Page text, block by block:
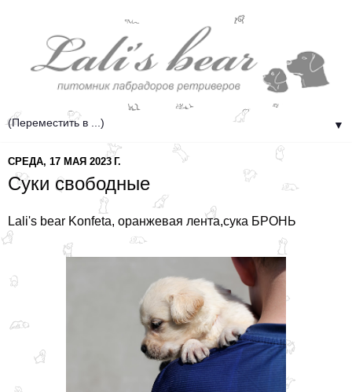
▼
СРЕДА, 17 МАЯ 2023 Г.
Суки свободные
Lali's bear Konfeta, оранжевая лента,сука БРОНЬ